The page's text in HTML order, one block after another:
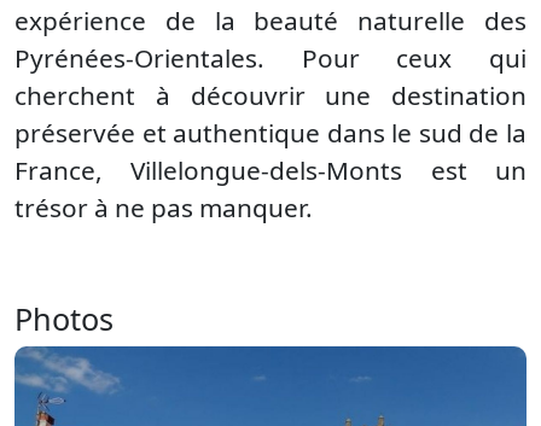
expérience de la beauté naturelle des
Pyrénées-Orientales. Pour ceux qui
cherchent à découvrir une destination
préservée et authentique dans le sud de la
France, Villelongue-dels-Monts est un
trésor à ne pas manquer.
Photos